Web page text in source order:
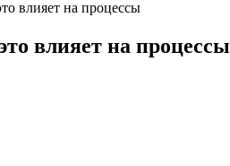
влияет на процессы
влияет на процессы